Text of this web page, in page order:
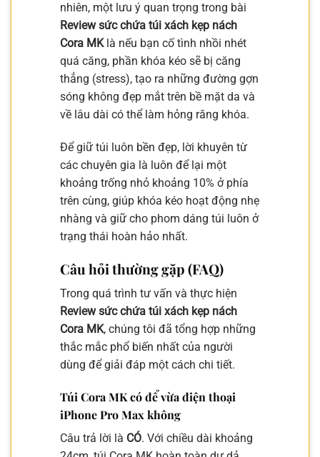
nhiên, một lưu ý quan trọng trong bài
Review sức chứa túi xách kẹp nách
Cora MKlà nếu bạn cố tình nhồi nhét
quá căng, phần khóa kéo sẽ bị căng
thẳng (stress), tạo ra những đường gợn
sóng không đẹp mắt trên bề mặt da và
về lâu dài có thể làm hỏng răng khóa.
Để giữ túi luôn bền đẹp, lời khuyên từ
các chuyên gia là luôn để lại một
khoảng trống nhỏ khoảng 10% ở phía
trên cùng, giúp khóa kéo hoạt động nhẹ
nhàng và giữ cho phom dáng túi luôn ở
trạng thái hoàn hảo nhất.
Câu hỏi thường gặp (FAQ)
Trong quá trình tư vấn và thực hiện
Review sức chứa túi xách kẹp nách
Cora MK, chúng tôi đã tổng hợp những
thắc mắc phổ biến nhất của người
dùng để giải đáp một cách chi tiết.
Túi Cora MK có để vừa điện thoại
iPhone Pro Max không
Câu trả lời là CÓ. Với chiều dài khoảng